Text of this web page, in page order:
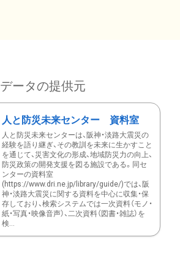
データの提供元
人と防災未来センター 資料室
人と防災未来センターは、阪神・淡路大震災の
経験を語り継ぎ、その教訓を未来に生かすこと
を通じて、災害文化の形成、地域防災力の向上、
防災政策の開発支援を図る施設である。同セ
ンターの資料室
(https://www.dri.ne.jp/library/guide/)では、阪
神・淡路大震災に関する資料を中心に収集・保
存しており、検索システムでは一次資料（モノ・
紙・写真・映像音声）、二次資料（図書・雑誌）を
検...